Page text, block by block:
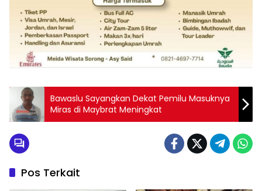
Bawaslu Sayangkan Dekat Pemilu Masuknya
Miras di Maybrat Meningkat
Pos Terkait